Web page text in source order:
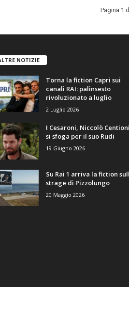
Pagina 1
NOTIZIE
Torna la fiction Capri sui
canali RAI: palinsesto
rivoluzionato a luglio
2 Luglio 2026
I Cesaroni, Niccolò Centioni
si sfoga per il suo Rudi
19 Giugno 2026
Su Rai 1 arriva la fiction
strage di Pizzolungo
20 Maggio 2026